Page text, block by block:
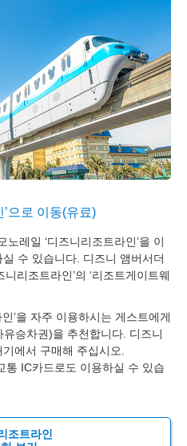
’으로 이동(유료)
레일 ‘디즈니리조트라인’을 이
수 있습니다. 디즈니 앰버서더
리조트라인’의 ‘리조트게이트웨
’을 자주 이용하시는 게스트에게
승차권)을 추천합니다. 디즈니
에서 구매해 주십시오.
통 IC카드로도 이용하실 수 있습
조트라인